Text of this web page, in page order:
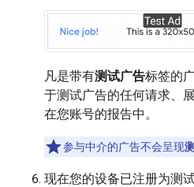
凡是带有测试广告标签的
于测试广告的任何请求、
在您账号的报告中。
参与中介的广告不会呈现
现在您的设备已注册为测